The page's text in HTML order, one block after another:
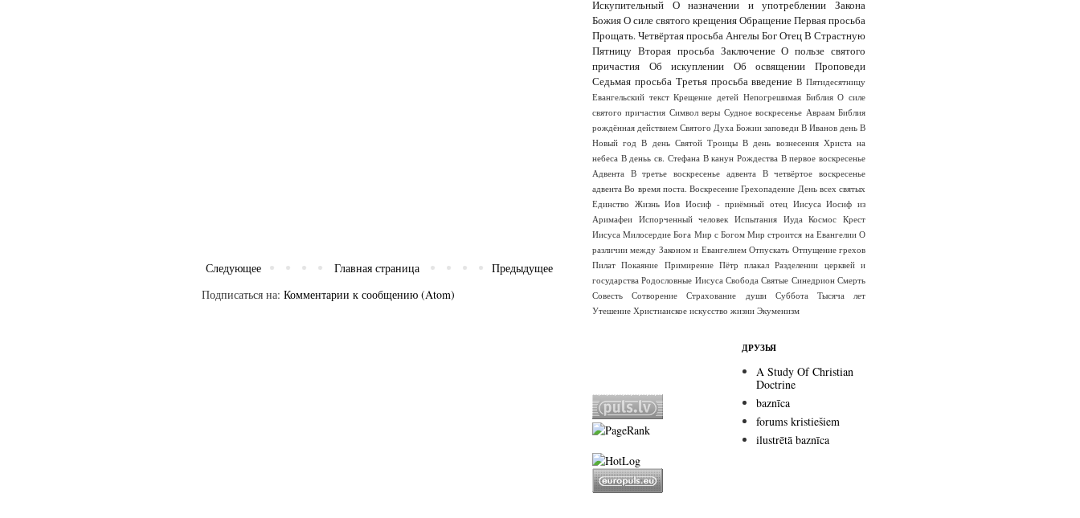
Следующее Предыдущее
Главная страница
Подписаться на: Комментарии к сообщению (Atom)
Искупительный
О назначении и употреблении Закона
БожияО силе святого крещенияОбращениеПервая просьба
Прощать.Четвёртая просьбаАнгелыБог ОтецВ Страстную
Пятницу Вторая просьба Заключение О пользе святого
причастия
Об искуплении Об освящении
Проповеди
Седьмая просьба Третья просьба введение В Пятидесятницу
Евангельский текст Крещение детей Непогрешимая Библия О силе
святого причастия Символ веры Судное воскресенье Авраам Библия
рождённая действием Святого Духа Божии заповеди В Иванов день В
Новый год В день Святой Троицы В день вознесения Христа на
небеса В деньь св. Стефана В канун Рождества В первое воскресенье
Адвента В третье воскресенье адвента В четвёртое воскресенье
адвента Во время поста. Воскресение Грехопадение День всех святых
Единство Жизнь Иов Иосиф - приёмный отец Иисуса Иосиф из
Аримафеи Испорченный человек Испытания Иуда Космос Крест
Иисуса Милосердие Бога Мир с Богом Мир строится на Евангелии О
различии между Законом и Евангелием Отпускать Отпущение грехов
Пилат Покаяние Примирение Пётр плакал Разделении церквей и
государства Родословные Иисуса Свобода Святые Синедрион Смерть
Совесть
Сотворение Страхование души Суббота
Тысяча лет
Утешение Христианское искусство жизни Экуменизм
ДРУЗЬЯ
A Study Of Christian
Doctrine
baznīca
forums kristiešiem
ilustrētā baznīca